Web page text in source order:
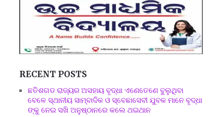
RECENT POSTS
ଛତିଶଗଡ ରାଜ୍ୟର ଅସହାୟ ବୃଦ୍ଧା ଏଣେତେଣେ ବୁଲୁଥିବା
ବେଳେ ସ୍ଥାନୀୟ ସାମ୍ବାଦିକ ଓ ସ୍ବେଛାସେବୀ ଯୁବକ ମାନେ ବୃଦ୍ଧା
ଙ୍କୁ ନେଇ ସଖି ଅନୁଷ୍ଠାନରେ କଲେ ଥଇଥାନ